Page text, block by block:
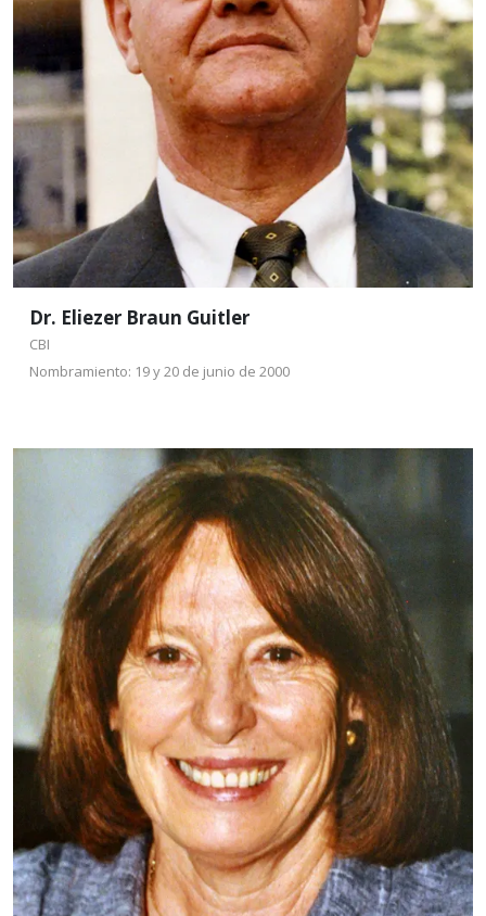
Dr. Eliezer Braun Guitler
CBI
Nombramiento: 19 y 20 de junio de 2000
Doctor en Matemáticas y Ciencias Naturales, por el
Instituto Lorentz de la Universidad de Leiden, Países
Bajos (1962-1964).
Leer más
Dra. Ana María
Vivier Jégoux
CBI
Nombramiento: 19 y 20 de
junio de 2000
La Dra. Ana María Vivier Jégoux obtuvo la
licenciatura en Ciencias Químicas en la Universidad
de Buenos Aires en 1963 y el Doctorado en Ciencias
en la Universidad de Florida bajo la dirección del
Profesor Per-Olov Lowdin en 1968.
Leer más